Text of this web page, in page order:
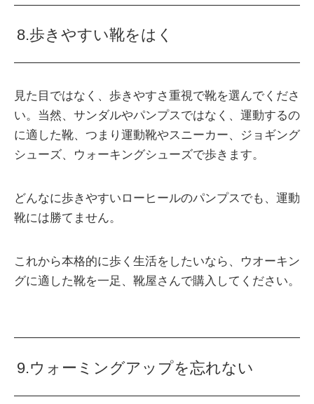
8.歩きやすい靴をはく
見た目ではなく、歩きやすさ重視で靴を選んでくださ
い。当然、サンダルやパンプスではなく、運動するの
に適した靴、つまり運動靴やスニーカー、ジョギング
シューズ、ウォーキングシューズで歩きます。
どんなに歩きやすいローヒールのパンプスでも、運動
靴には勝てません。
これから本格的に歩く生活をしたいなら、ウオーキン
グに適した靴を一足、靴屋さんで購入してください。
9.ウォーミングアップを忘れない